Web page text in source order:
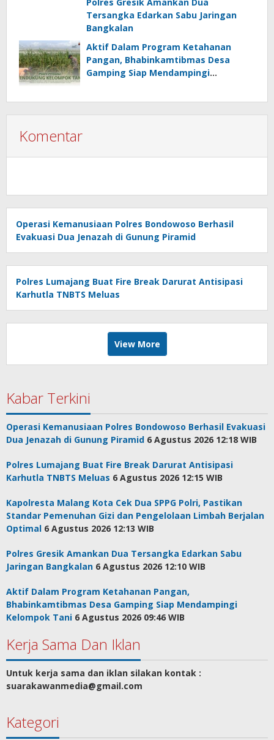
Tersangka Edarkan Sabu Jaringan
Bangkalan
Aktif Dalam Program Ketahanan
Pangan, Bhabinkamtibmas Desa
Gamping Siap Mendampingi
Komentar
Operasi Kemanusiaan Polres Bondowoso Berhasil
Evakuasi Dua Jenazah di Gunung Piramid
Polres Lumajang Buat Fire Break Darurat Antisipasi
Karhutla TNBTS Meluas
View More
Kabar Terkini
Operasi Kemanusiaan Polres Bondowoso Berhasil Evakuasi
Dua Jenazah di Gunung Piramid 6 Agustus 2026 12:18 WIB
Polres Lumajang Buat Fire Break Darurat Antisipasi
Karhutla TNBTS Meluas 6 Agustus 2026 12:15 WIB
Kapolresta Malang Kota Cek Dua SPPG Polri, Pastikan
Standar Pemenuhan Gizi dan Pengelolaan Limbah Berjalan
Optimal 6 Agustus 2026 12:13 WIB
Polres Gresik Amankan Dua Tersangka Edarkan Sabu
Jaringan Bangkalan 6 Agustus 2026 12:10 WIB
Aktif Dalam Program Ketahanan Pangan,
Bhabinkamtibmas Desa Gamping Siap Mendampingi
Kelompok Tani 6 Agustus 2026 09:46 WIB
Kerja Sama Dan Iklan
Untuk kerja sama dan iklan silakan kontak :
suarakawanmedia@gmail.com
Kategori